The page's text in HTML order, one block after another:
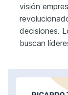
visión
decisiones.
buscan